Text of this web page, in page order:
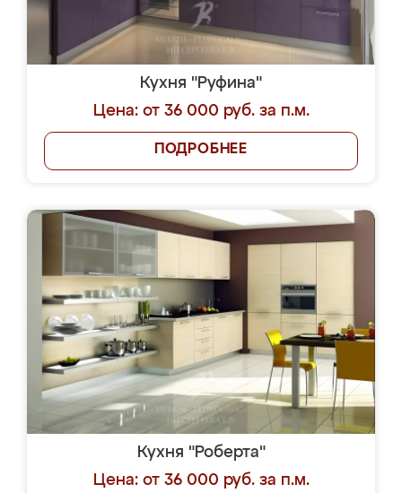
Кухня "Руфина"
Цена: от 36 000 руб. за п.м.
ПОДРОБНЕЕ
Кухня "Роберта"
Цена: от 36 000 руб. за п.м.